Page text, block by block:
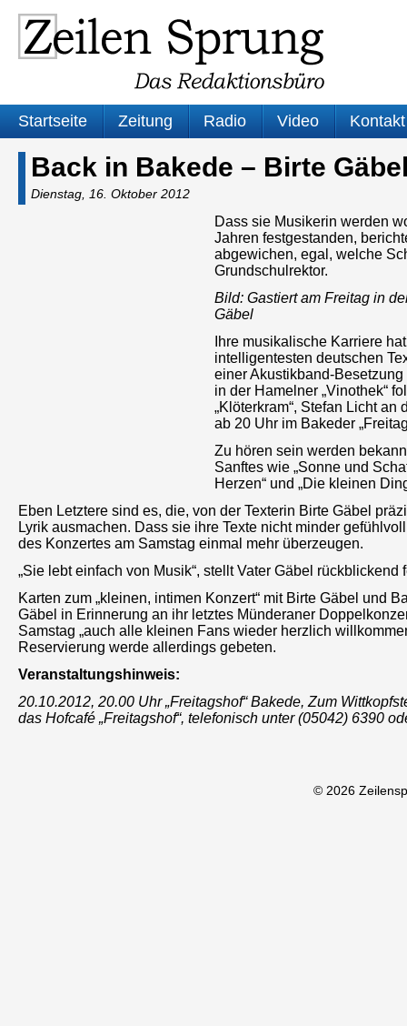
Startseite Zeitung Radio Video Kontakt
Back in Bakede – Birte
Dienstag, 16. Oktober 2012
Dass sie Musikerin werden
Jahren festgestanden,
abgewichen, egal, welche
Grundschulrektor.
Bild: Gastiert am Freitag in
Gäbel
Ihre musikalische Karriere
intelligentesten deutschen
einer Akustikband-
in der Hamelner „Vinothek“
„Klöterkram“, Stefan Licht
ab 20 Uhr im Bakeder
Zu hören sein werden
Sanftes wie „Sonne und
Herzen“ und „Die kleinen
Eben Letztere sind es, die, von der Texterin Birte Gäbel
Lyrik ausmachen. Dass sie ihre Texte nicht minder
des Konzertes am Samstag einmal mehr überzeugen.
„Sie lebt einfach von Musik“, stellt Vater Gäbel rückblickend
Karten zum „kleinen, intimen Konzert“ mit Birte Gäbel und
Gäbel in Erinnerung an ihr letztes Münderaner
Samstag „auch alle kleinen Fans wieder herzlich
Reservierung werde allerdings gebeten.
Veranstaltungshinweis:
20.10.2012, 20.00 Uhr „Freitagshof“ Bakede, Zum
das Hofcafé „Freitagshof“, telefonisch unter (05042) 6390
© 2026